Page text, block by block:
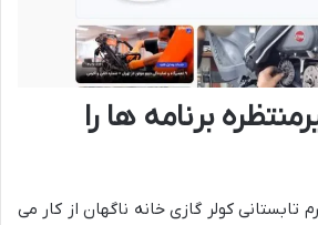
برنامه‌ ها را
تابستانی کولر گازی خانه ناگهان از کار می